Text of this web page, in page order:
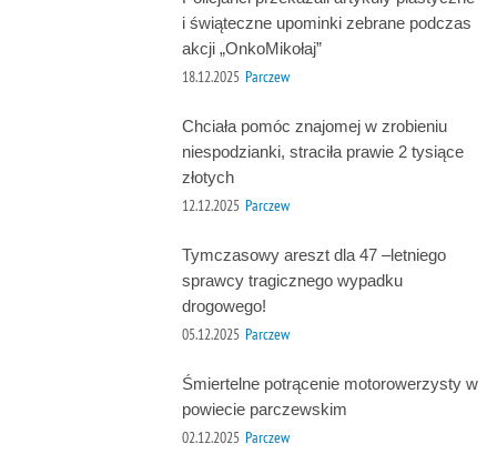
i świąteczne upominki zebrane podczas
akcji „OnkoMikołaj”
18.12.2025 Parczew
Chciała pomóc znajomej w zrobieniu
niespodzianki, straciła prawie 2 tysiące
złotych
12.12.2025 Parczew
Tymczasowy areszt dla 47 –letniego
sprawcy tragicznego wypadku
drogowego!
05.12.2025 Parczew
Śmiertelne potrącenie motorowerzysty w
powiecie parczewskim
02.12.2025 Parczew